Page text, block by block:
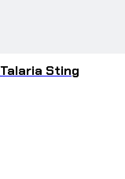
Sting